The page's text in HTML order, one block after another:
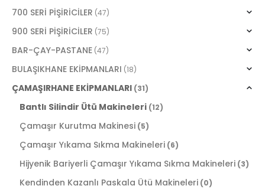
700 SERİ PİŞİRİCİLER (47)
900 SERİ PİŞİRİCİLER (75)
BAR-ÇAY-PASTANE (47)
BULAŞIKHANE EKİPMANLARI (18)
ÇAMAŞIRHANE EKİPMANLARI (31)
Bantlı Silindir Ütü Makineleri (12)
Çamaşır Kurutma Makinesi (5)
Çamaşır Yıkama Sıkma Makineleri (6)
Hijyenik Bariyerli Çamaşır Yıkama Sıkma Makineleri (3)
Kendinden Kazanlı Paskala Ütü Makineleri (0)